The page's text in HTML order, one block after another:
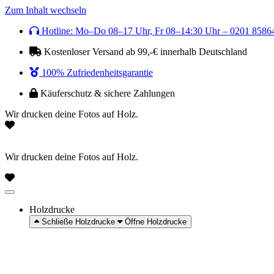
Zum Inhalt wechseln
Hotline: Mo–Do 08–17 Uhr, Fr 08–14:30 Uhr – 0201
Kostenloser Versand ab 99,-€ innerhalb Deutschland
100% Zufriedenheitsgarantie
Käuferschutz & sichere Zahlungen
Wir drucken deine Fotos auf Holz.
Wir drucken deine Fotos auf Holz.
Holzdrucke
Schließe Holzdrucke Öffne Holzdrucke